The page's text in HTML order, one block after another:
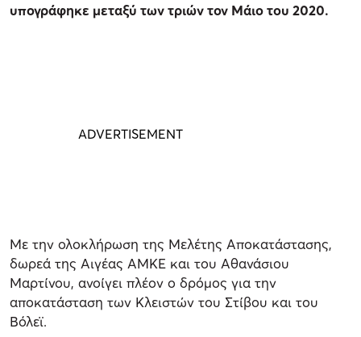
υπογράφηκε μεταξύ των τριών τον Μάιο του 2020.
Με την ολοκλήρωση της Μελέτης Αποκατάστασης,
δωρεά της Αιγέας ΑΜΚΕ και του Αθανάσιου
Μαρτίνου, ανοίγει πλέον ο δρόμος για την
αποκατάσταση των Κλειστών του Στίβου και του
Βόλεϊ.